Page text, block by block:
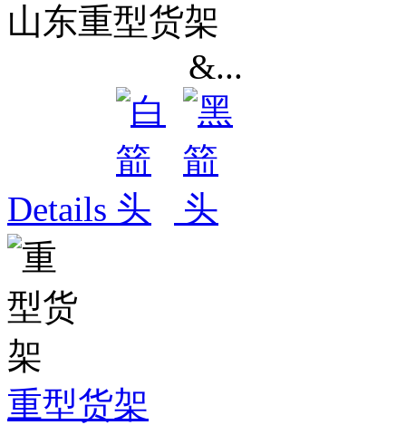
山东重型货架
&...
Details
重型货架